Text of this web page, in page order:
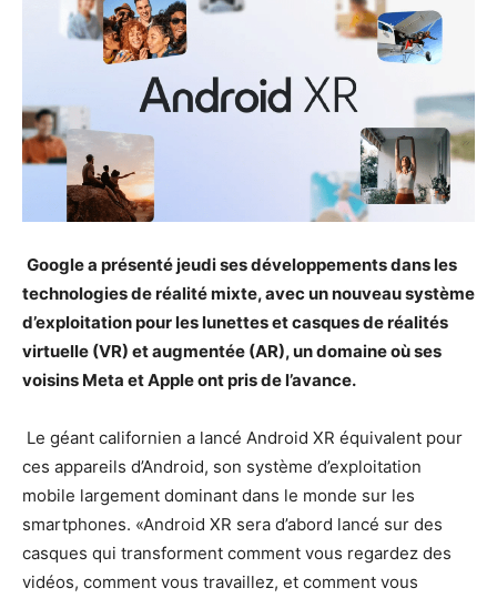
Google a présenté jeudi ses développements dans les
technologies de réalité mixte, avec un nouveau système
d’exploitation pour les lunettes et casques de réalités
virtuelle (VR) et augmentée (AR), un domaine où ses
voisins Meta et Apple ont pris de l’avance.
Le géant californien a lancé Android XR équivalent pour
ces appareils d’Android, son système d’exploitation
mobile largement dominant dans le monde sur les
smartphones. «Android XR sera d’abord lancé sur des
casques qui transforment comment vous regardez des
vidéos, comment vous travaillez, et comment vous